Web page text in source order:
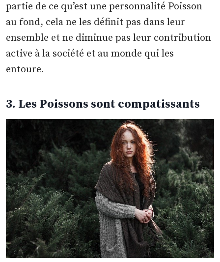
partie de ce qu’est une personnalité Poisson
au fond, cela ne les définit pas dans leur
ensemble et ne diminue pas leur contribution
active à la société et au monde qui les
entoure.
3. Les Poissons sont compatissants